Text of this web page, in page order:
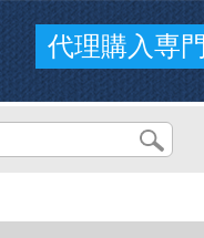
代理購入専